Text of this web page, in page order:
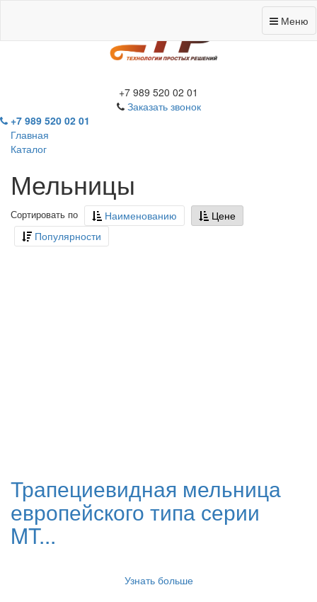
Меню
+7 989 520 02 01
Заказать звонок
+7 989 520 02 01
Главная
Каталог
Мельницы
Сортировать по Наименованию
Цене
Популярности
Трапециевидная мельница
европейского типа серии
MT...
Узнать больше